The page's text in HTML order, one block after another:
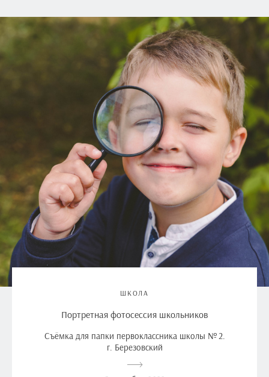
ШКОЛА
Портретная фотосессия школьников
Съёмка для папки первоклассника школы № 2.
г. Березовский